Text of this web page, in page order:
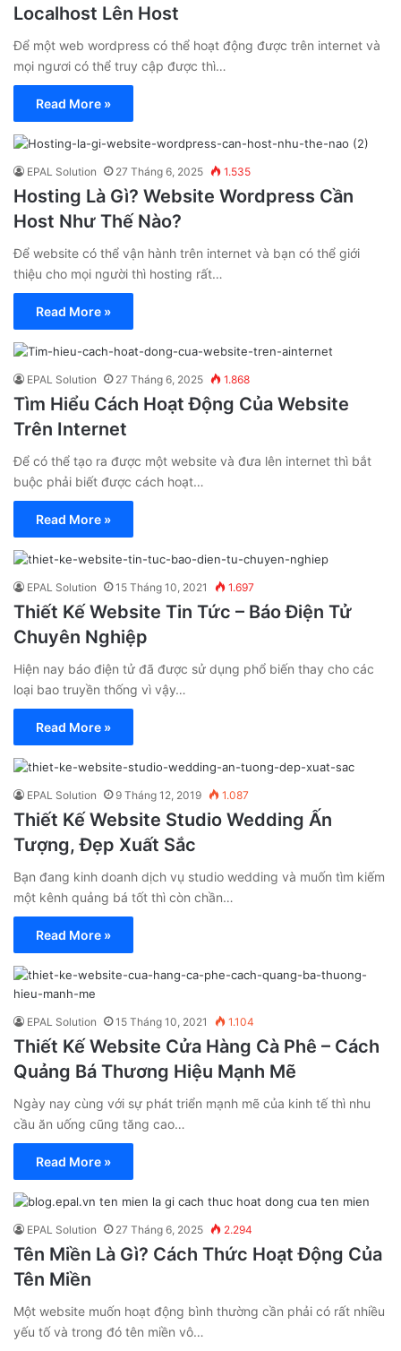
Localhost Lên Host
Để một web wordpress có thể hoạt động được trên internet và
mọi ngươi có thể truy cập được thì…
Read More »
EPAL Solution 27 Tháng 6, 2025 1.535
Hosting Là Gì? Website Wordpress Cần
Host Như Thế Nào?
Để website có thể vận hành trên internet và bạn có thể giới
thiệu cho mọi người thì hosting rất…
Read More »
EPAL Solution 27 Tháng 6, 2025 1.868
Tìm Hiểu Cách Hoạt Động Của Website
Trên Internet
Để có thể tạo ra được một website và đưa lên internet thì bắt
buộc phải biết được cách hoạt…
Read More »
EPAL Solution 15 Tháng 10, 2021 1.697
Thiết Kế Website Tin Tức – Báo Điện Tử
Chuyên Nghiệp
Hiện nay báo điện tử đã được sử dụng phổ biến thay cho các
loại bao truyền thống vì vậy…
Read More »
EPAL Solution 9 Tháng 12, 2019 1.087
Thiết Kế Website Studio Wedding Ấn
Tượng, Đẹp Xuất Sắc
Bạn đang kinh doanh dịch vụ studio wedding và muốn tìm kiếm
một kênh quảng bá tốt thì còn chần…
Read More »
EPAL Solution 15 Tháng 10, 2021 1.104
Thiết Kế Website Cửa Hàng Cà Phê – Cách
Quảng Bá Thương Hiệu Mạnh Mẽ
Ngày nay cùng với sự phát triển mạnh mẽ của kinh tế thì nhu
cầu ăn uống cũng tăng cao…
Read More »
EPAL Solution 27 Tháng 6, 2025 2.294
Tên Miền Là Gì? Cách Thức Hoạt Động Của
Tên Miền
Một website muốn hoạt động bình thường cần phải có rất nhiều
yếu tố và trong đó tên miền vô…